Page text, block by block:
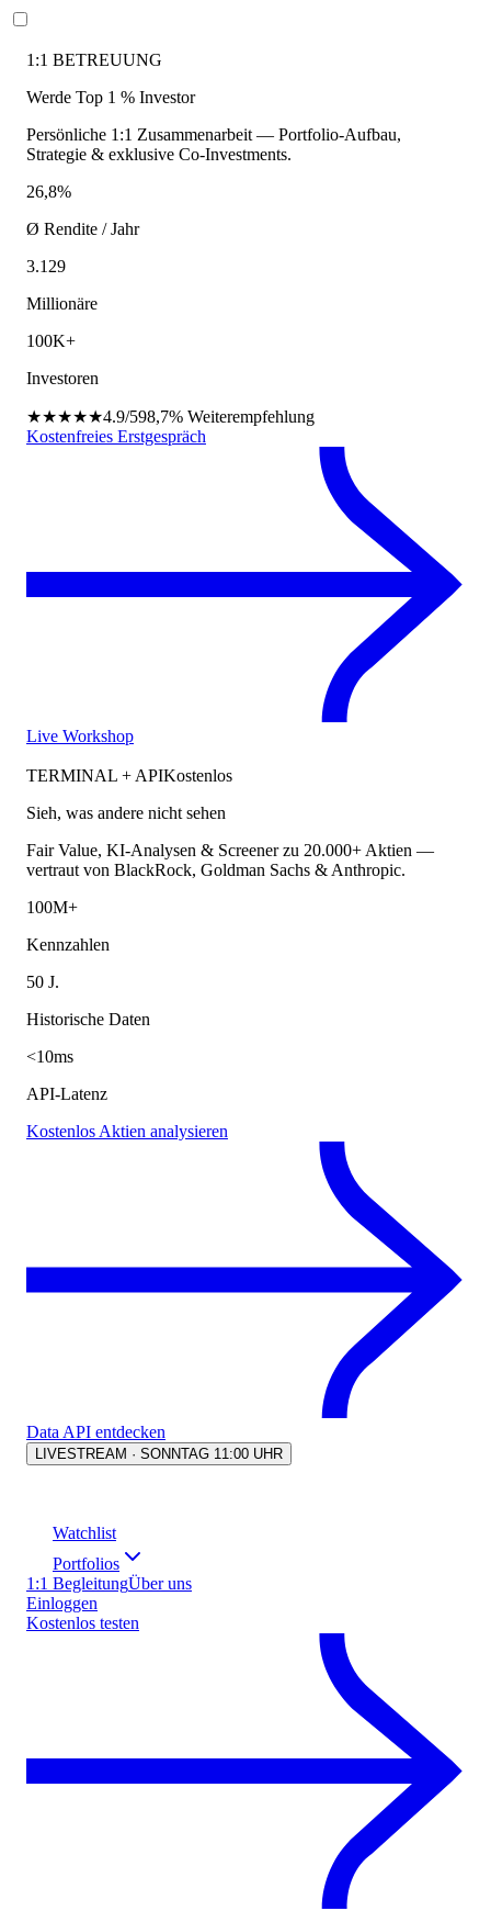
1:1 BETREUUNG
Werde Top 1 % Investor
Persönliche 1:1 Zusammenarbeit — Portfolio-Aufbau,
Strategie & exklusive Co-Investments.
26,8%
Ø Rendite / Jahr
3.129
Millionäre
100K+
Investoren
★★★★★4.9/598,7% Weiterempfehlung
Kostenfreies Erstgespräch
Live Workshop
TERMINAL + APIKostenlos
Sieh, was andere nicht sehen
Fair Value, KI-Analysen & Screener zu 20.000+ Aktien —
vertraut von BlackRock, Goldman Sachs & Anthropic.
100M+
Kennzahlen
50 J.
Historische Daten
<10ms
API-Latenz
Kostenlos Aktien analysieren
Data API entdecken
LIVESTREAM · SONNTAG 11:00 UHR
Watchlist
Portfolios
1:1 BegleitungÜber uns
Einloggen
Kostenlos testen